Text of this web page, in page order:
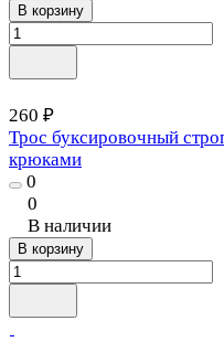
В корзину
260 ₽
Трос буксировочный
крюками
0
0
В наличии
В корзину